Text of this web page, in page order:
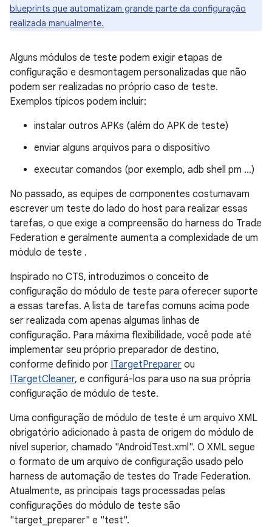
blueprints que automatizam grande parte da configuração
realizada manualmente.
Alguns módulos de teste podem exigir etapas de
configuração e desmontagem personalizadas que não
podem ser realizadas no próprio caso de teste.
Exemplos típicos podem incluir:
instalar outros APKs (além do APK de teste)
enviar alguns arquivos para o dispositivo
executar comandos (por exemplo, adb shell pm ...)
No passado, as equipes de componentes costumavam
escrever um teste do lado do host para realizar essas
tarefas, o que exige a compreensão do harness do Trade
Federation e geralmente aumenta a complexidade de um
módulo de teste .
Inspirado no CTS, introduzimos o conceito de
configuração do módulo de teste para oferecer suporte
a essas tarefas. A lista de tarefas comuns acima pode
ser realizada com apenas algumas linhas de
configuração. Para máxima flexibilidade, você pode até
implementar seu próprio preparador de destino,
conforme definido por ITargetPreparer ou
ITargetCleaner, e configurá-los para uso na sua própria
configuração de módulo de teste.
Uma configuração de módulo de teste é um arquivo XML
obrigatório adicionado à pasta de origem do módulo de
nível superior, chamado "AndroidTest.xml". O XML segue
o formato de um arquivo de configuração usado pelo
harness de automação de testes do Trade Federation.
Atualmente, as principais tags processadas pelas
configurações do módulo de teste são
"target_preparer" e "test".